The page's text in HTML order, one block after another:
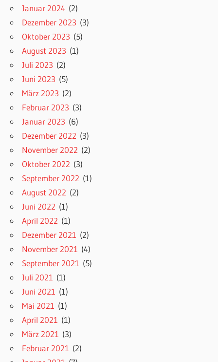
Januar 2024 (2)
Dezember 2023 (3)
Oktober 2023 (5)
August 2023 (1)
Juli 2023 (2)
Juni 2023 (5)
März 2023 (2)
Februar 2023 (3)
Januar 2023 (6)
Dezember 2022 (3)
November 2022 (2)
Oktober 2022 (3)
September 2022 (1)
August 2022 (2)
Juni 2022 (1)
April 2022 (1)
Dezember 2021 (2)
November 2021 (4)
September 2021 (5)
Juli 2021 (1)
Juni 2021 (1)
Mai 2021 (1)
April 2021 (1)
März 2021 (3)
Februar 2021 (2)